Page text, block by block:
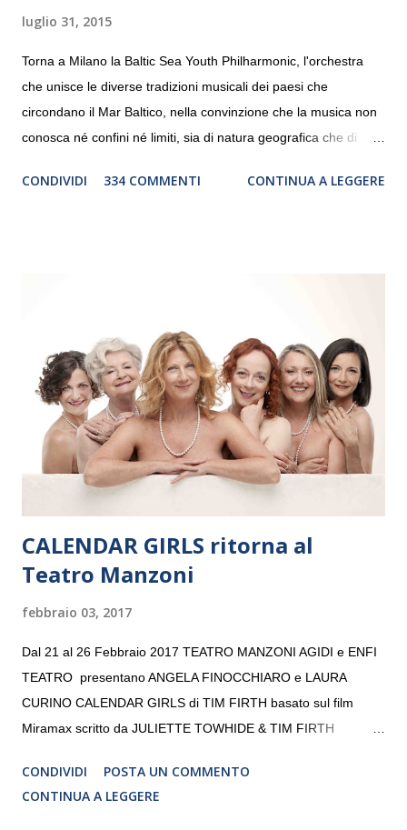
luglio 31, 2015
Torna a Milano la Baltic Sea Youth Philharmonic, l'orchestra
che unisce le diverse tradizioni musicali dei paesi che
circondano il Mar Baltico, nella convinzione che la musica non
conosca né confini né limiti, sia di natura geografica che di
debutterà il 10 settembre a Heiden, in Germania, e toccherà, in
“Settembre dell’Accademia” dove si esibirà per il secondo anno
consecutivo. Il pubblico milanese avrà il piacere di applaudire i
giovani artisti della Baltic Sea Youth Philharmonic per la quarta
volta. L’orchestra, fondata nel 2008 da Kristjan Järvi (affiancato
da un prestigioso consiglio di consulent...
CONDIVIDI 334 COMMENTI CONTINUA A LEGGERE
CALENDAR GIRLS ritorna al
Teatro Manzoni
febbraio 03, 2017
Dal 21 al 26 Febbraio 2017 TEATRO MANZONI AGIDI e ENFI
TEATRO presentano ANGELA FINOCCHIARO e LAURA
CURINO CALENDAR GIRLS di TIM FIRTH basato sul film
Miramax scritto da JULIETTE TOWHIDE & TIM FIRTH
CRISTINA PEZZOLI
CONDIVIDI
POSTA UN COMMENTO
CONTINUA A LEGGERE